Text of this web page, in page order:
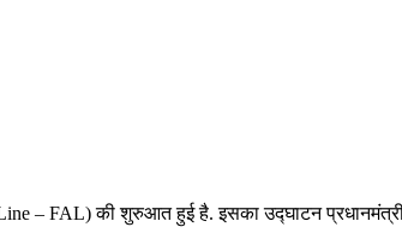
– FAL) की शुरुआत हुई है. इसका उद्घाटन